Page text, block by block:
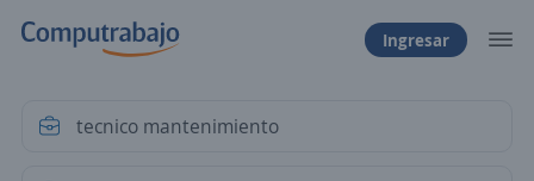
Ingresar